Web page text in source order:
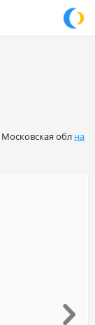
Московская обл на